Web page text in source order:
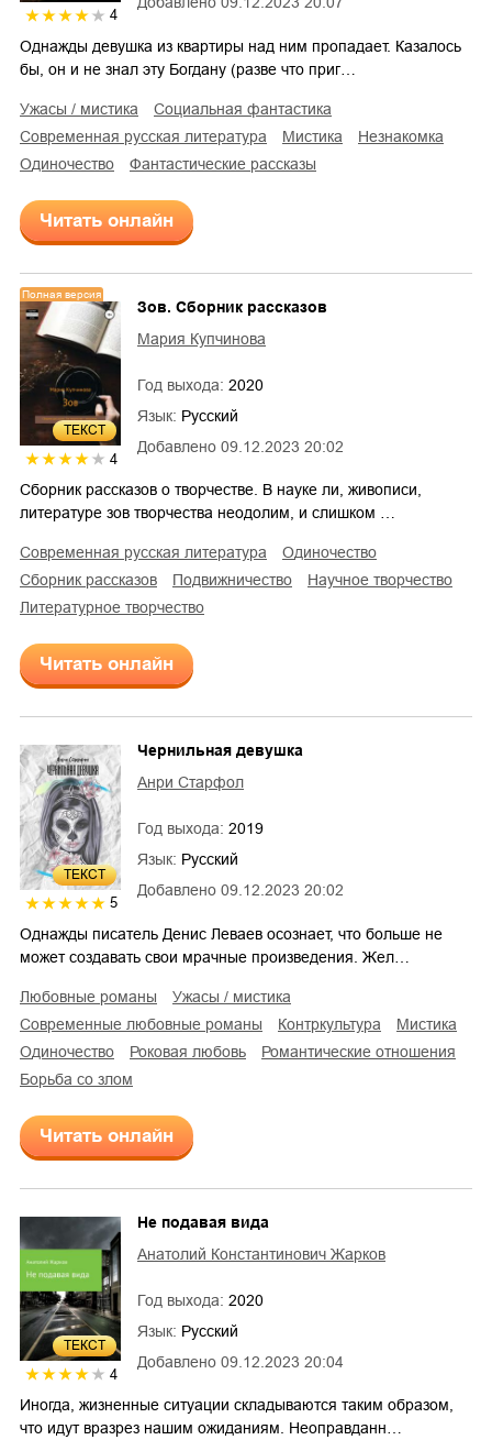
4
Однажды девушка из квартиры над ним пропадает. Казалось
бы, он и не знал эту Богдану (разве что приг…
ужасы / мистика
социальная фантастика
современная русская литература
мистика
незнакомка
одиночество
фантастические рассказы
Читать онлайн
ТЕКСТ
Полная версия
4
Добавлено 09.12.2023 20:02
Зов. Сборник рассказов
Мария Купчинова
Год выхода: 2020
Язык: Русский
Сборник рассказов о творчестве. В науке ли, живописи,
литературе зов творчества неодолим, и слишком …
современная русская литература
одиночество
сборник рассказов
подвижничество
научное творчество
литературное творчество
Читать онлайн
ТЕКСТ
5
Добавлено 09.12.2023 20:02
Чернильная девушка
Анри Старфол
Год выхода: 2019
Язык: Русский
Однажды писатель Денис Леваев осознает, что больше не
может создавать свои мрачные произведения. Жел…
любовные романы
ужасы / мистика
современные любовные романы
контркультура
мистика
одиночество
роковая любовь
романтические отношения
борьба со злом
Читать онлайн
ТЕКСТ
4
Добавлено 09.12.2023 20:04
Не подавая вида
Анатолий Константинович Жарков
Год выхода: 2020
Язык: Русский
Иногда, жизненные ситуации складываются таким образом,
что идут вразрез нашим ожиданиям. Неоправданн…